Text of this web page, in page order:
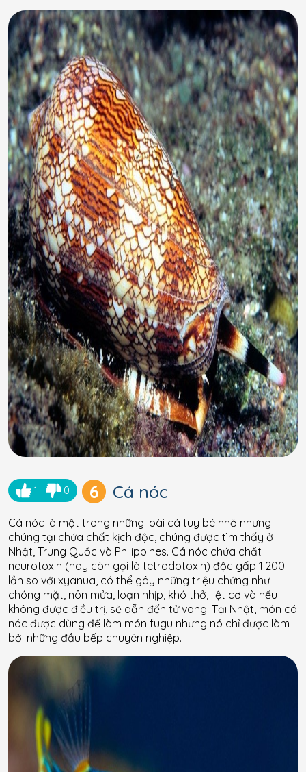
1 0 6 Cá nóc
Cá nóc là một trong những loài cá tuy bé nhỏ nhưng
chúng tại chứa chất kịch độc, chúng được tìm thấy ở
Nhật, Trung Quốc và Philippines. Cá nóc chứa chất
neurotoxin (hay còn gọi là tetrodotoxin) độc gấp 1.200
lần so với xyanua, có thể gây những triệu chứng như
chóng mặt, nôn mửa, loạn nhịp, khó thở, liệt cơ và nếu
không được điều trị, sẽ dẫn đến tử vong. Tại Nhật, món cá
nóc được dùng để làm món fugu nhưng nó chỉ được làm
bởi những đầu bếp chuyên nghiệp.